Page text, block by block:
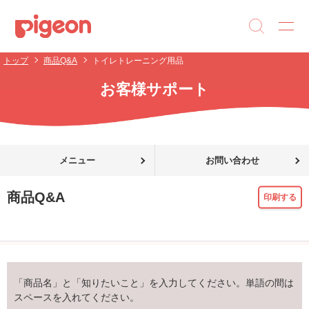
トップ 商品Q&A トイレトレーニング用品
お客様サポート
メニュー お問い合わせ
商品Q&A 印刷する
「商品名」と「知りたいこと」を入力してください。単語の間は
スペースを入れてください。